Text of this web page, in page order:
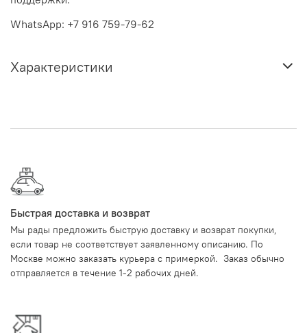
WhatsApp: +7 916 759-79-62
Характеристики
Быстрая доставка и возврат
Мы рады предложить быструю доставку и возврат покупки,
если товар не соответствует заявленному описанию. По
Москве можно заказать курьера с примеркой. Заказ обычно
отправляется в течение 1-2 рабочих дней.